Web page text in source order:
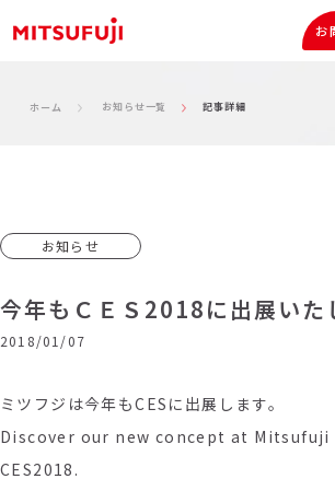
お
ホーム お知らせ一覧 記事詳細
お知らせ
今年もＣＥＳ2018に出展いた
2018/01/07
ミツフジは今年もCESに出展します。
Discover our new concept at
CES2018.